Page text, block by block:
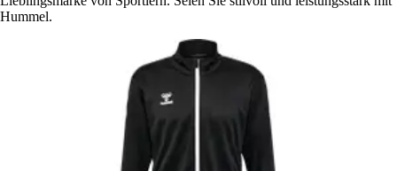
Hummel.